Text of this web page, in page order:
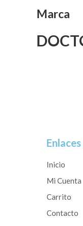
Marca
Inicio
Mi Cuenta
Carrito
Contacto